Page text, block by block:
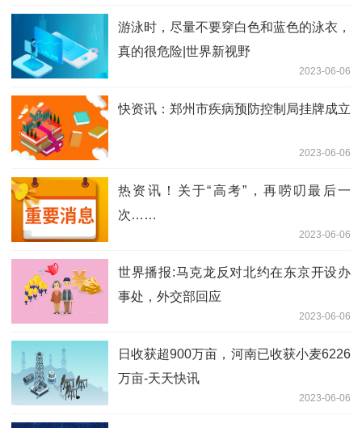
游泳时，尽量不要穿白色和蓝色的泳衣，
真的很危险|世界新视野
2023-06-06
快资讯：郑州市疾病预防控制局挂牌成立
2023-06-06
热资讯！关于“高考”，再唠叨最后一
次……
2023-06-06
世界播报:马克龙反对北约在东京开设办
事处，外交部回应
2023-06-06
日收获超900万亩，河南已收获小麦6226
万亩-天天快讯
2023-06-06